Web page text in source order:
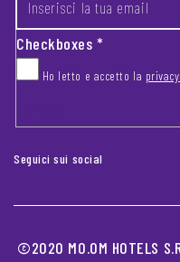
Checkboxes*
Ho letto e accetto la
Seguici sui social
©2020 MO.OM HOTELS